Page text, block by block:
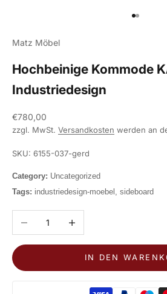
Gehe zu
Gehe
Matz Möbel
Hochbeinige Kommode
Industriedesign
Angebot
€780,00
zzgl. MwSt. Versandkosten werden an
SKU: 6155-037-gerd
Category: Uncategorized
Tags: industriedesign-moebel, sideboard
Anzahl verringern
IN DEN